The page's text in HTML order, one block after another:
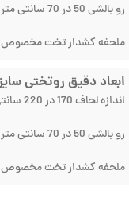
رو بالشی 50 در 70 سانتی متر
ملحفه کشدار تخت مخصوص
ابعاد دقیق روتختی سایز
اندازه لحاف 170 در 220 سانتی متر با تلرانس 5 سانتی متر
رو بالشی 50 در 70 سانتی متر
ملحفه کشدار تخت مخصوص